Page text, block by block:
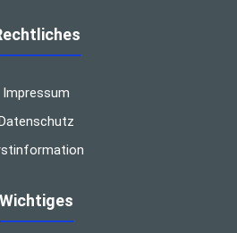
Impressum
Wichtiges